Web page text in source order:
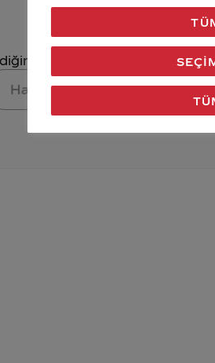
konuya verdiğimiz cevap
Hayır Gönder